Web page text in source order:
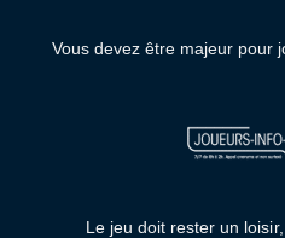
Vous devez être majeur pour
Le jeu doit rester un